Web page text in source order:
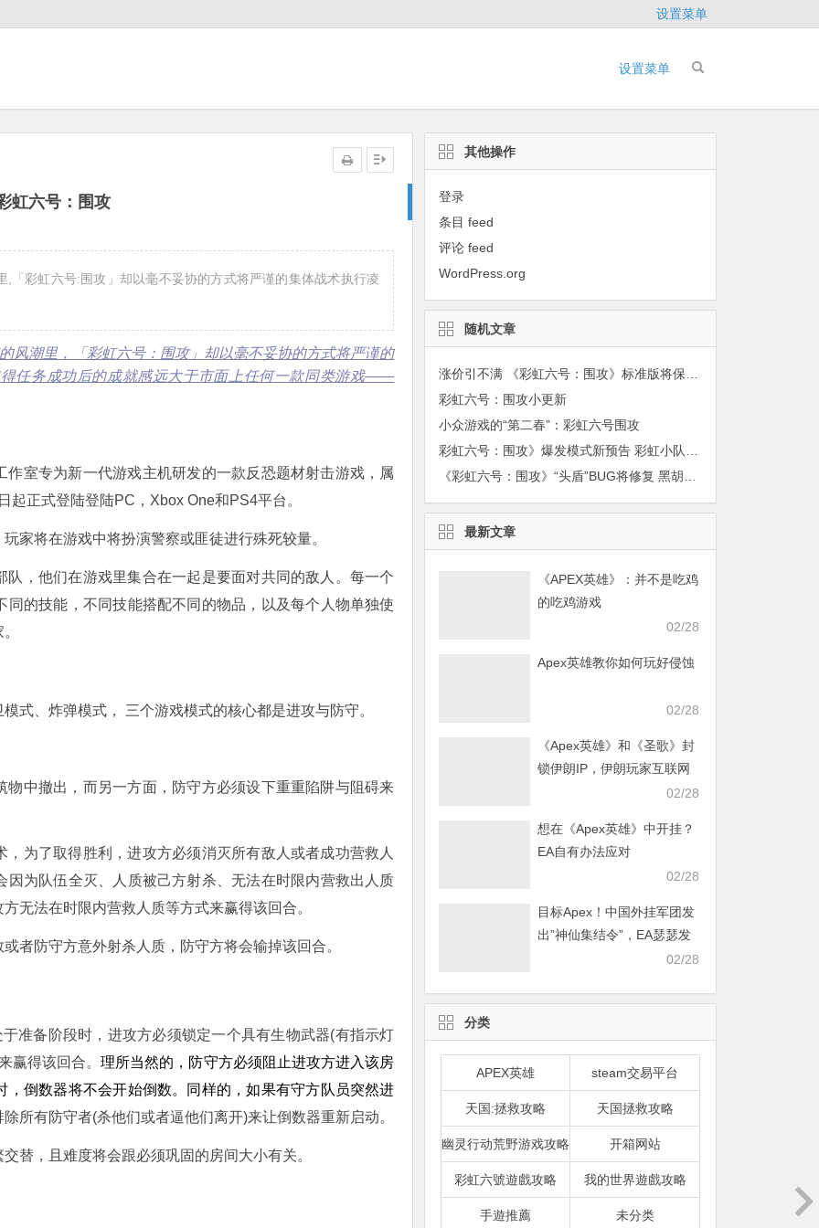
设置菜单
设置菜单
虹六号：围攻
,「彩虹六号:围攻」却以毫不妥协的方式将严谨的集体战术执行凌
风潮里，「彩虹六号：围攻」却以毫不妥协的方式将严谨的
任务成功后的成就感远大于市面上任何一款同类游戏——
室专为新一代游戏主机研发的一款反恐题材射击游戏，属
正式登陆登陆PC，Xbox One和PS4平台。
家将在游戏中将扮演警察或匪徒进行殊死较量。
，他们在游戏里集合在一起是要面对共同的敌人。每一个
的技能，不同技能搭配不同的物品，以及每个人物单独使
式、炸弹模式， 三个游戏模式的核心都是进攻与防守。
中撤出，而另一方面，防守方必须设下重重陷阱与阻碍来
为了取得胜利，进攻方必须消灭所有敌人或者成功营救人
为队伍全灭、人质被己方射杀、无法在时限内营救出人质
无法在时限内营救人质等方式来赢得该回合。
者防守方意外射杀人质，防守方将会输掉该回合。
准备阶段时，进攻方必须锁定一个具有生物武器(有指示灯
赢得该回合。理所当然的，防守方必须阻止进攻方进入该房
倒数器将不会开始倒数。同样的，如果有守方队员突然进
所有防守者(杀他们或者逼他们离开)来让倒数器重新启动。
替，且难度将会跟必须巩固的房间大小有关。
其他操作
登录
条目 feed
评论 feed
WordPress.org
随机文章
彩虹六号：围攻小更新
小众游戏的“第二春”：彩虹六号围攻
最新文章
《APEX英雄》：并不是吃鸡
的吃鸡游戏
02/28
Apex英雄教你如何玩好侵蚀
02/28
《Apex英雄》和《圣歌》封
锁伊朗IP，伊朗玩家互联网
02/28
想在《Apex英雄》中开挂？
EA自有办法应对
02/28
目标Apex！中国外挂军团发
出”神仙集结令”，EA瑟瑟发
02/28
分类
APEX英雄 steam交易平台
天国:拯救攻略 天国拯救攻略
幽灵行动荒野游戏攻略 开箱网站
彩虹六號遊戲攻略 我的世界遊戲攻略
手遊推薦 未分类